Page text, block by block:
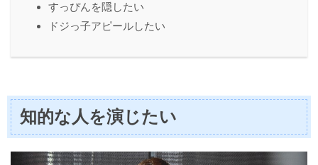
すっぴんを隠したい
ドジっ子アピールしたい
知的な人を演じたい